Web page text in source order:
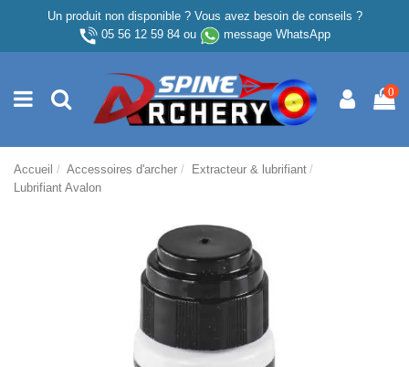
Un produit non disponible ? Vous avez besoin de conseils ?
05 56 12 59 84ou message WhatsApp
0
Accueil Accessoires d'archer
Extracteur & lubrifiant
Lubrifiant Avalon